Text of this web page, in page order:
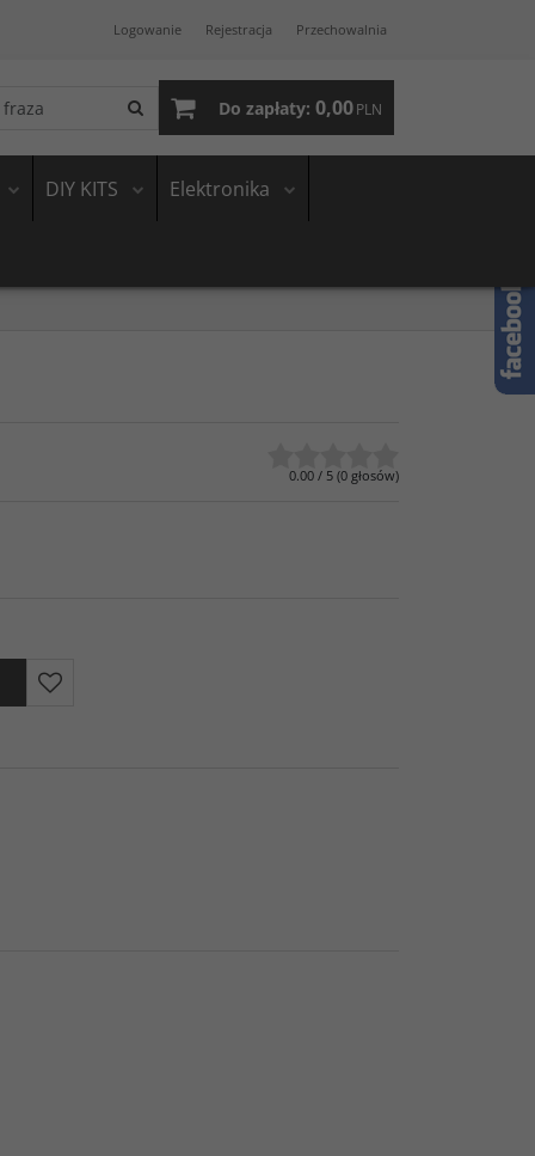
Logowanie Rejestracja Przechowalnia
Do zapłaty: 0,00PLN
DIY KITS Elektronika
0.00 / 5 (0 głosów)